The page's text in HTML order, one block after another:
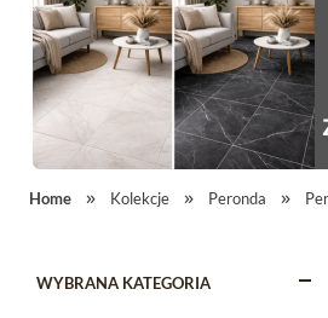
Home Kolekcje Peronda
WYBRANA KATEGORIA